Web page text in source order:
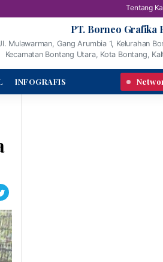
Tentang
PT. Borneo Grafika
Mulawarman, Gang Arumbia 1, Kelurahan
Kecamatan Bontang Utara, Kota Bontang,
INFOGRAFIS